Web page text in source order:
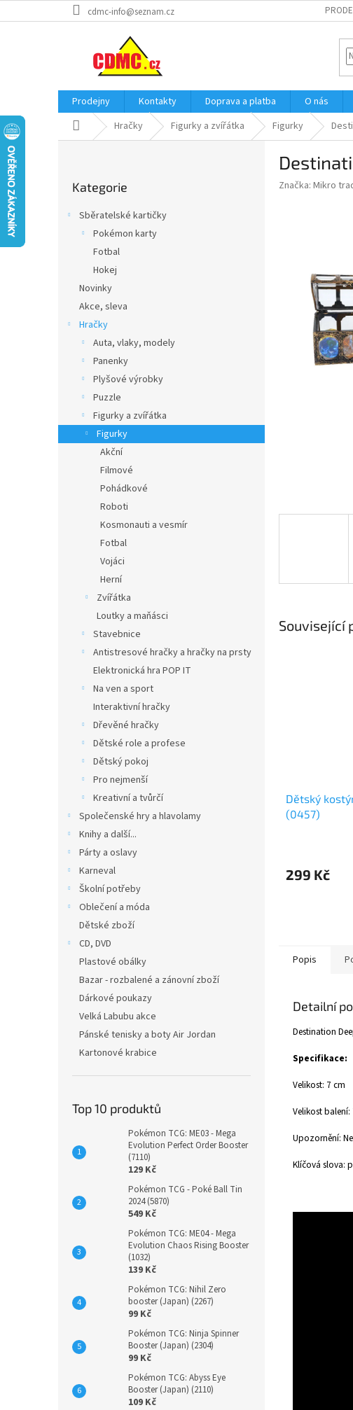
na
cdmc-info@seznam.cz
Prodejny Kontakty Doprava a platba O nás
Domů Hračky Figurky a zvířátka Figurky
kategorie
Kategorie
Sběratelské kartičky
Pokémon karty
Fotbal
Hokej
Novinky
Akce, sleva
Hračky
Auta, vlaky, modely
Panenky
Plyšové výrobky
Puzzle
Figurky a zvířátka
Figurky
Akční
Filmové
Pohádkové
Roboti
Kosmonauti a vesmír
Fotbal
Vojáci
Herní
Zvířátka
Loutky a maňásci
Stavebnice
Antistresové hračky a hračky na prsty
Elektronická hra POP IT
Na ven a sport
Interaktivní hračky
Dřevěné hračky
Dětské role a profese
Dětský pokoj
Pro nejmenší
Kreativní a tvůrčí
Společenské hry a hlavolamy
Knihy a další...
Párty a oslavy
Karneval
Školní potřeby
Oblečení a móda
Dětské zboží
CD, DVD
Plastové obálky
Bazar - rozbalené a zánovní zboží
Dárkové poukazy
Velká Labubu akce
Pánské tenisky a boty Air Jordan
Kartonové krabice
Top 10 produktů
Pokémon TCG: ME03 - Mega
Evolution Perfect Order Booster
(7110)
129 Kč
Pokémon TCG - Poké Ball Tin
2024 (5870)
549 Kč
Pokémon TCG: ME04 - Mega
Evolution Chaos Rising Booster
(1032)
139 Kč
Pokémon TCG: Nihil Zero
booster (Japan) (2267)
99 Kč
Pokémon TCG: Ninja Spinner
Booster (Japan) (2304)
99 Kč
Pokémon TCG: Abyss Eye
Booster (Japan) (2110)
109 Kč
Značka: Mikro
Související
Dětský
(0457)
299 Kč
Popis
Detailní
Destination
Specifikace:
Velikost: 7 cm
Velikost balení:
Upozornění:
Klíčová slova: